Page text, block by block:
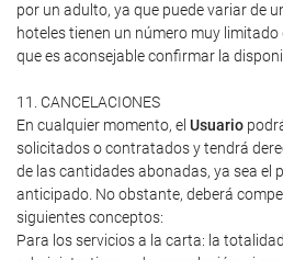
por un adulto, ya que puede variar de
hoteles tienen un número muy
que es aconsejable confirmar la
11. CANCELACIONES
En cualquier momento, el Usuario
solicitados o contratados y tendrá
de las cantidades abonadas, ya sea el
anticipado. No obstante, deberá
siguientes conceptos:
Para los servicios a la carta: la